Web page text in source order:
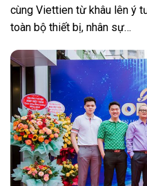
cùng Viettien từ khâu lên ý
toàn bộ thiết bị, nhân sự…